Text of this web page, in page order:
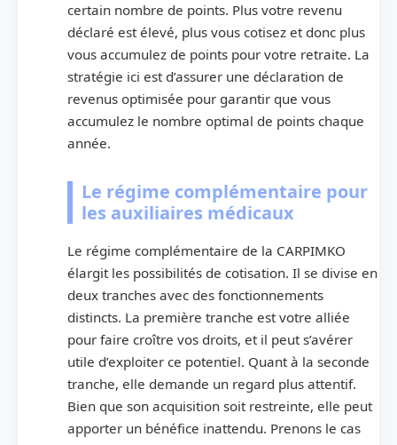
certain nombre de points. Plus votre revenu
déclaré est élevé, plus vous cotisez et donc plus
vous accumulez de points pour votre retraite. La
stratégie ici est d’assurer une déclaration de
revenus optimisée pour garantir que vous
accumulez le nombre optimal de points chaque
année.
Le régime complémentaire pour
les auxiliaires médicaux
Le régime complémentaire de la CARPIMKO
élargit les possibilités de cotisation. Il se divise en
deux tranches avec des fonctionnements
distincts. La première tranche est votre alliée
pour faire croître vos droits, et il peut s’avérer
utile d’exploiter ce potentiel. Quant à la seconde
tranche, elle demande un regard plus attentif.
Bien que son acquisition soit restreinte, elle peut
apporter un bénéfice inattendu. Prenons le cas